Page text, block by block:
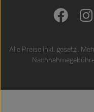
Alle Preise inkl. gesetzl.